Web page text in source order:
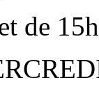
de